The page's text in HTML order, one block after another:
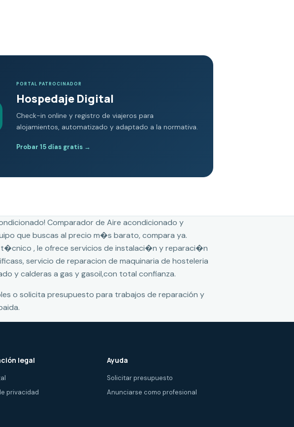
PORTAL PATROCINADOR
Hospedaje Digital
Check-in online y registro de viajeros para
alojamientos, automatizado y adaptado a la normativa.
Probar 15 días gratis →
Comparador de Aire acondicionado y
que buscas al precio m�s barato, compara ya.
t�cnico , le ofrece servicios de instalaci�n y reparaci�n
servicio de reparacion de maquinaria de hosteleria
y calderas a gas y gasoil,con total confianza.
o solicita presupuesto para trabajos de reparación y
legal
privacidad
Ayuda
Solicitar presupuesto
Anunciarse como profesional